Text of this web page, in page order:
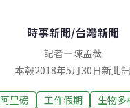
時事新聞/台灣新聞
記者—陳孟薇
本報2018年5月30日新北訊
阿里磅 工作假期 生物多